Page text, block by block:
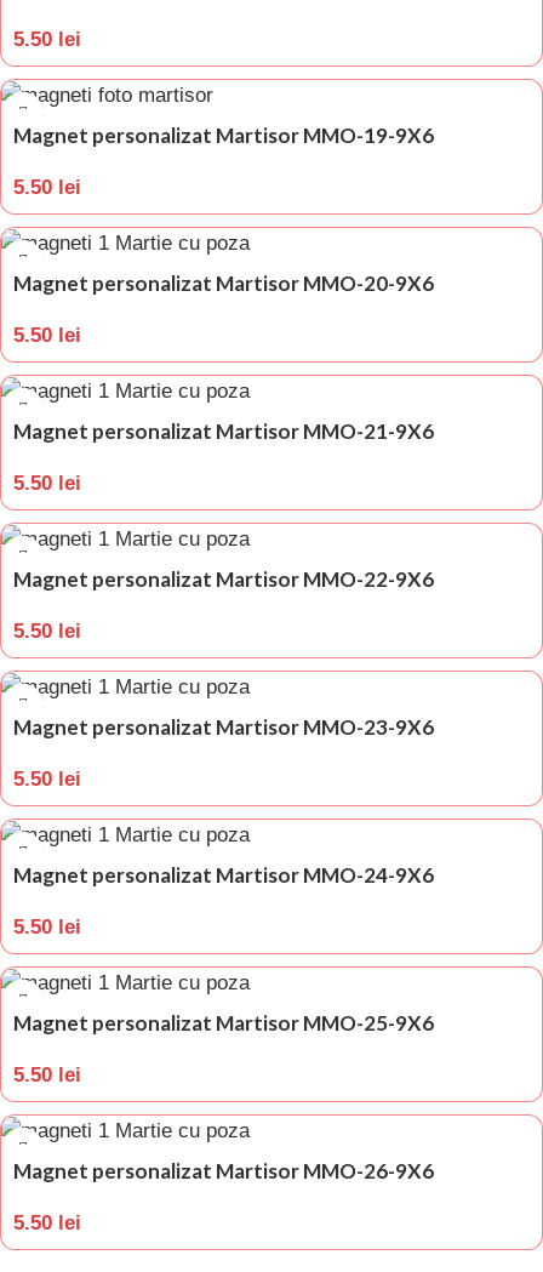
5.50 lei
Magnet personalizat Martisor MMO-19-9X6
5.50 lei
Magnet personalizat Martisor MMO-20-9X6
5.50 lei
Magnet personalizat Martisor MMO-21-9X6
5.50 lei
Magnet personalizat Martisor MMO-22-9X6
5.50 lei
Magnet personalizat Martisor MMO-23-9X6
5.50 lei
Magnet personalizat Martisor MMO-24-9X6
5.50 lei
Magnet personalizat Martisor MMO-25-9X6
5.50 lei
Magnet personalizat Martisor MMO-26-9X6
5.50 lei